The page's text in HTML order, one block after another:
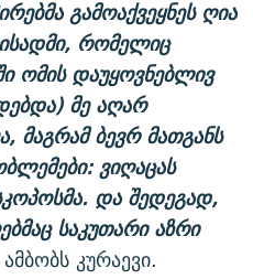
გამოაქვეყნეს ღია
რომელიც
ომის დაუყოვნებლივ
მე აღარ
მაგრამ ბევრ მათგანს
ვიღაცას
და შედეგად,
საკუთარი აზრი
კურაევი.